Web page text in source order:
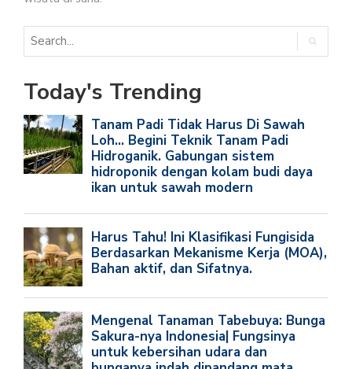
Today's Trending